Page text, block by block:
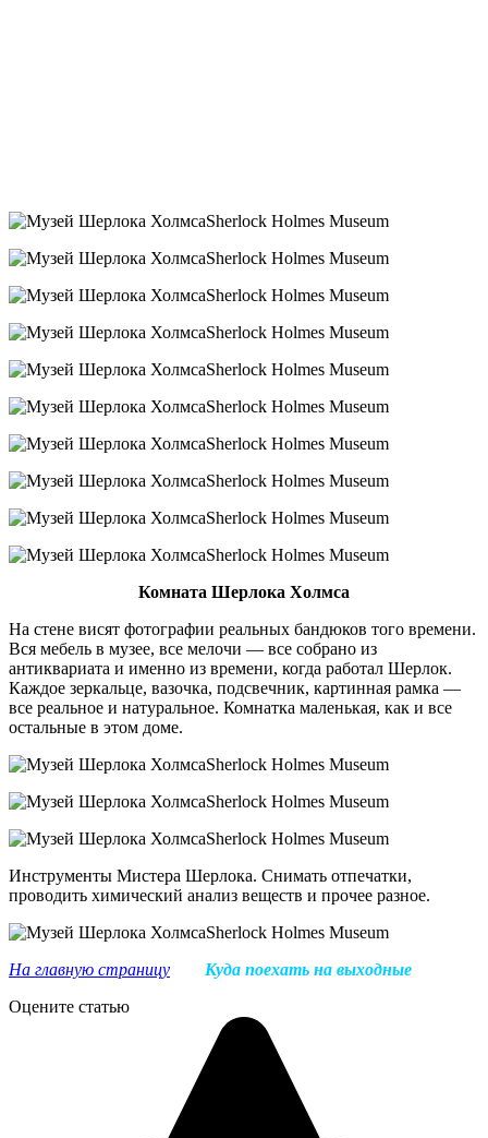
Комната Шерлока Холмса
На стене висят фотографии реальных бандюков того времени.
Вся мебель в музее, все мелочи — все собрано из
антиквариата и именно из времени, когда работал Шерлок.
Каждое зеркальце, вазочка, подсвечник, картинная рамка —
все реальное и натуральное. Комнатка маленькая, как и все
остальные в этом доме.
Инструменты Мистера Шерлока. Снимать отпечатки,
проводить химический анализ веществ и прочее разное.
На главную страницу
Куда поехать на выходные
Оцените статью